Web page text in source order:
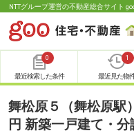
NTTグループ運営の不動産総合サイト
0
最近検索した条件
1
最近見た物
舞松原５（舞松原駅
円 新築一戸建て・